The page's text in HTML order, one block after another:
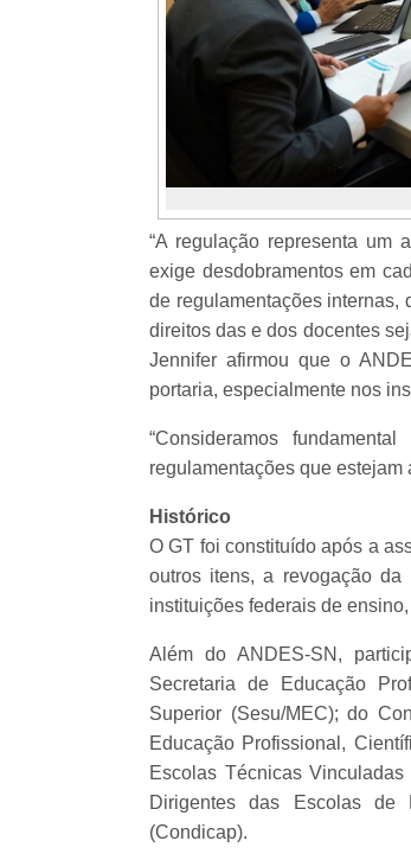
“A regulação representa um
exige desdobramentos em
de regulamentações internas,
direitos das e dos docentes
Jennifer afirmou que o
portaria, especialmente nos
“Consideramos
regulamentações que estejam
Histórico
O GT foi constituído após a
outros itens, a revogação
instituições federais de
Além do ANDES-SN,
Secretaria de Educação
Superior (Sesu/MEC); do
Educação Profissional,
Escolas Técnicas
Dirigentes das Escolas de
(Condicap).